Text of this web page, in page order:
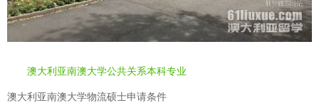
澳大利亚南澳大学公共关系本科专业
澳大利亚南澳大学物流硕士申请条件